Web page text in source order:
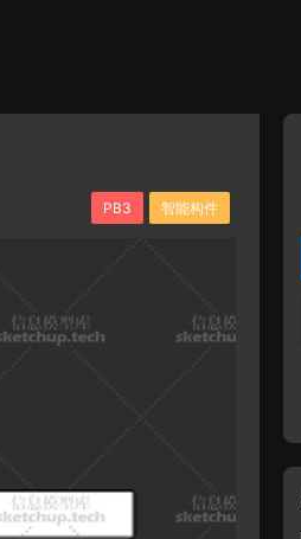
PB3 智能构件